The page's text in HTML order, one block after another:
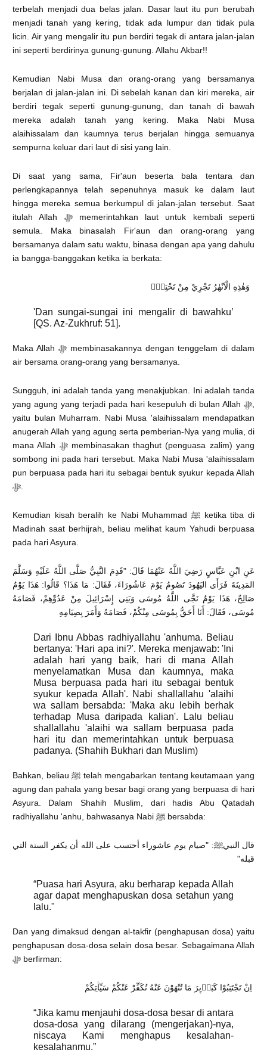
terbelah menjadi dua belas jalan. Dasar laut itu pun berubah
menjadi tanah yang kering, tidak ada lumpur dan tidak pula
licin. Air yang mengalir itu pun berdiri tegak di antara jalan-jalan
ini seperti berdirinya gunung-gunung. Allahu Akbar!!
Kemudian Nabi Musa dan orang-orang yang bersamanya
berjalan di jalan-jalan ini. Di sebelah kanan dan kiri mereka, air
berdiri tegak seperti gunung-gunung, dan tanah di bawah
mereka adalah tanah yang kering. Maka Nabi Musa
alaihissalam dan kaumnya terus berjalan hingga semuanya
sempurna keluar dari laut di sisi yang lain.
Di saat yang sama, Fir'aun beserta bala tentara dan
perlengkapannya telah sepenuhnya masuk ke dalam laut
hingga mereka semua berkumpul di jalan-jalan tersebut. Saat
itulah Allah ﷻ memerintahkan laut untuk kembali seperti
semula. Maka binasalah Fir'aun dan orang-orang yang
bersamanya dalam satu waktu, binasa dengan apa yang dahulu
ia bangga-banggakan ketika ia berkata:
وَهٰذِهِ الْاَنْهٰرُ تَجْرِيْ مِنْ تَحْتِيْۚ
'Dan sungai-sungai ini mengalir di bawahku’
[QS. Az-Zukhruf: 51].
Maka Allah ﷻ membinasakannya dengan tenggelam di dalam
air bersama orang-orang yang bersamanya.
Sungguh, ini adalah tanda yang menakjubkan. Ini adalah tanda
yang agung yang terjadi pada hari kesepuluh di bulan Allah ﷻ,
yaitu bulan Muharram. Nabi Musa 'alaihissalam mendapatkan
anugerah Allah yang agung serta pemberian-Nya yang mulia, di
mana Allah ﷻ membinasakan thaghut (penguasa zalim) yang
sombong ini pada hari tersebut. Maka Nabi Musa 'alaihissalam
pun berpuasa pada hari itu sebagai bentuk syukur kepada Allah
ﷻ.
Kemudian kisah beralih ke Nabi Muhammad ﷺ ketika tiba di
Madinah saat berhijrah, beliau melihat kaum Yahudi berpuasa
pada hari Asyura.
عَنِ ابْنِ عَبَّاسٍ رَضِيَ اللَّهُ عَنْهُمَا قَالَ: "قَدِمَ النَّبِيُّ صَلَّى اللَّهُ عَلَيْهِ وَسَلَّمَ
المَدِينَةَ فَرَأَى اليَهُودَ تَصُومُ يَوْمَ عَاشُورَاءَ، فَقَالَ: مَا هَذَا؟ قَالُوا: هَذَا يَوْمٌ
صَالِحٌ، هَذَا يَوْمٌ نَجَّى اللَّهُ مُوسَى وَبَنِي إِسْرَائِيلَ مِنْ عَدُوِّهِمْ، فَصَامَهُ
مُوسَى، فَقَالَ: أَنَا أَحَقُّ بِمُوسَى مِنْكُمْ، فَصَامَهُ وَأَمَرَ بِصِيَامِهِ
Dari Ibnu Abbas radhiyallahu 'anhuma. Beliau
bertanya: 'Hari apa ini?'. Mereka menjawab: 'Ini
adalah hari yang baik, hari di mana Allah
menyelamatkan Musa dan kaumnya, maka
Musa berpuasa pada hari itu sebagai bentuk
syukur kepada Allah'. Nabi shallallahu 'alaihi
wa sallam bersabda: 'Maka aku lebih berhak
terhadap Musa daripada kalian'. Lalu beliau
shallallahu 'alaihi wa sallam berpuasa pada
hari itu dan memerintahkan untuk berpuasa
padanya. (Shahih Bukhari dan Muslim)
Bahkan, beliau ﷺ telah mengabarkan tentang keutamaan yang
agung dan pahala yang besar bagi orang yang berpuasa di hari
Asyura. Dalam Shahih Muslim, dari hadis Abu Qatadah
radhiyallahu 'anhu, bahwasanya Nabi ﷺ bersabda:
قال النبيﷺ: "صيام يوم عاشوراء أحتسب على الله أن يكفر السنة التي
قبله"
“Puasa hari Asyura, aku berharap kepada Allah
agar dapat menghapuskan dosa setahun yang
lalu."
Dan yang dimaksud dengan al-takfir (penghapusan dosa) yaitu
penghapusan dosa-dosa selain dosa besar. Sebagaimana Allah
ﷻ berfirman:
اِنْ تَجْتَنِبُوْا كَبَاۤىِٕرَ مَا تُنْهَوْنَ عَنْهُ نُكَفِّرْ عَنْكُمْ سَيِّاٰتِكُمْ
“Jika kamu menjauhi dosa-dosa besar di antara
dosa-dosa yang dilarang (mengerjakan)-nya,
niscaya Kami menghapus kesalahan-
kesalahanmu.”